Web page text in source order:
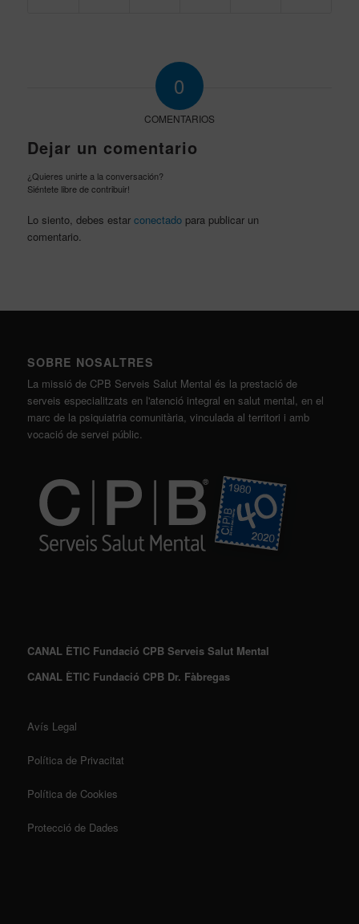
0
COMENTARIOS
Dejar un comentario
¿Quieres unirte a la conversación?
Siéntete libre de contribuir!
Lo siento, debes estar conectadopara publicar un
comentario.
SOBRE NOSALTRES
La missió de CPB Serveis Salut Mental és la prestació de
serveis especialitzats en l'atenció integral en salut mental, en el
marc de la psiquiatria comunitària, vinculada al territori i amb
vocació de servei públic.
CANAL ÈTIC Fundació CPB Serveis Salut Mental
CANAL ÈTIC Fundació CPB Dr. Fàbregas
Avís Legal
Política de Privacitat
Política de Cookies
Protecció de Dades